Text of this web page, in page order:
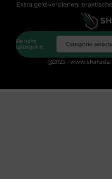
Extra geld verdienen:
Bericht
categorie
@2025 -